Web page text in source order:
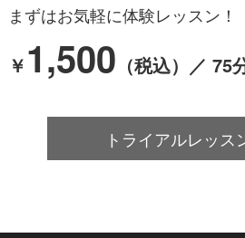
まずはお気軽に体験レッスン！
￥1,500 （税込）／ 75
トライアルレッス